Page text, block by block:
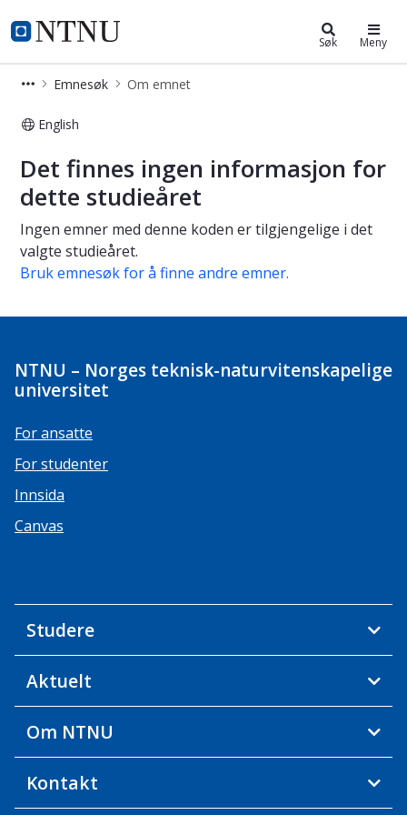
NTNU Hjemmeside
Studier Søk Meny
Emnesøk Om emnet
English
Om emnet
Det finnes ingen informasjon for
dette studieåret
Ingen emner med denne koden er tilgjengelige i det
valgte studieåret.
Bruk emnesøk for å finne andre emner.
NTNU – Norges teknisk-naturvitenskapelige
universitet
For ansatte
For studenter
Innsida
Canvas
Studere
Aktuelt
Om NTNU
Kontakt